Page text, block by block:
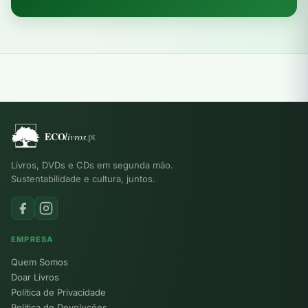
Livros, DVDs e CDs em segunda mão.
Sustentabilidade e cultura, juntos.
EMPRESA
Quem Somos
Doar Livros
Política de Privacidade